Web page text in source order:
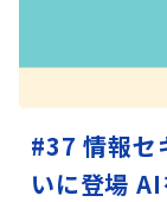
#37 情報セ
いに登場